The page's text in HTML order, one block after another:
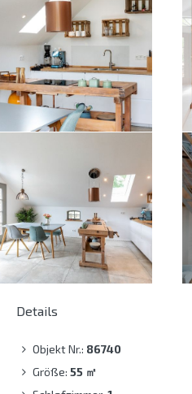
Details
Objekt Nr.: 86740
Größe: 55 ㎡